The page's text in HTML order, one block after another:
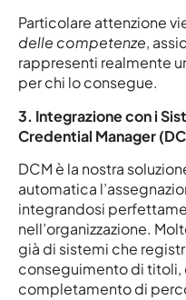
Particolare attenzione
delle competenze,
rappresenti realmente
per chi lo consegue.
3. Integrazione con i
Credential Manager
DCM è la nostra
automatica
integrandosi
nell’organizzazione.
già di sistemi che
conseguimento di titoli,
completamento di